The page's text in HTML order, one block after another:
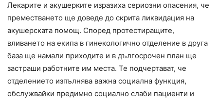
Лекарите и акушерките изразиха сериозни опасения, че
преместването ще доведе до скрита ликвидация на
акушерската помощ. Според протестиращите,
вливането на екипа в гинекологично отделение в друга
база ще намали приходите и в дългосрочен план ще
застраши работните им места. Те подчертават, че
отделението изпълнява важна социална функция,
обслужвайки предимно социално слаби пациенти и